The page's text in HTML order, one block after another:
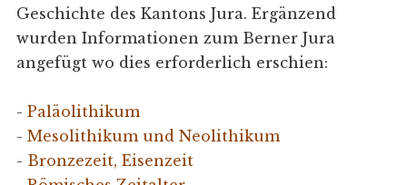
Geschichte des Kantons Jura. Ergänzend
wurden Informationen zum Berner Jura
angefügt wo dies erforderlich erschien:
- Paläolithikum
- Mesolithikum und Neolithikum
- Bronzezeit, Eisenzeit